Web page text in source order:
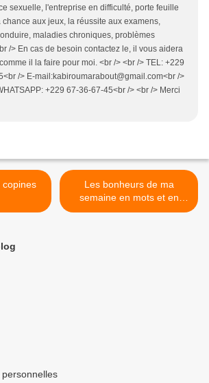
sexuelle, l'entreprise en difficulté, porte feuille
chance aux jeux, la réussite aux examens,
maladies chroniques, problèmes
/> En cas de besoin contactez le, il vous aidera
il la faire pour moi. <br /> <br /> TEL: +229
/> E-mail:kabiroumarabout@gmail.com<br />
+229 67-36-67-45<br /> <br /> Merci
Les bonheurs de ma
semaine en mots et en
photos instagram (42) >